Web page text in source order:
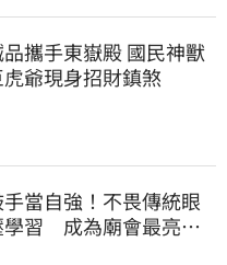
手東嶽殿 國民神獸
爺現身招財鎮煞
當自強！不畏傳統眼
學習 成為廟會最亮的